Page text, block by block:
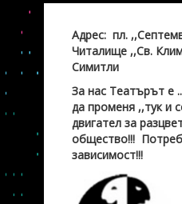
Адрес: пл.
Читалище ,,Св.
Симитли
За нас Театърът е
да променя ,,тук и
двигател за
общество!!!
зависимост!!!